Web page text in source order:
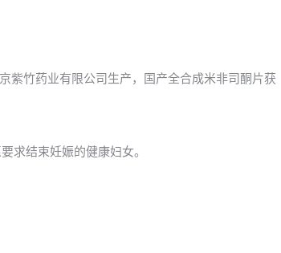
紫竹药业有限公司生产，国产全合成米非司酮片获
求结束妊娠的健康妇女。